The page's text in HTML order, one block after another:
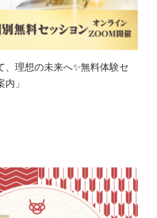
、理想の未来へ✨無料体験セ
」